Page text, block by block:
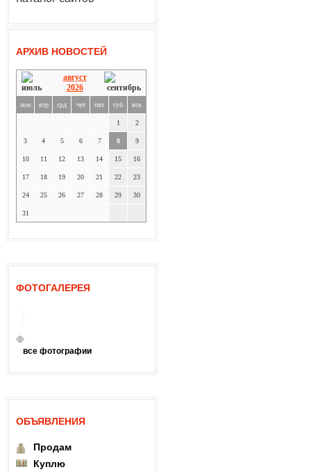
АРХИВ НОВОСТЕЙ
август
2026
пон втр срд чет пят суб вск
1 2
3 4 5 6 7 8 9
10 11 12 13 14 15 16
17 18 19 20 21 22 23
24 25 26 27 28 29 30
31
ФОТОГАЛЕРЕЯ
все фотографии
ОБЪЯВЛЕНИЯ
Продам
Куплю